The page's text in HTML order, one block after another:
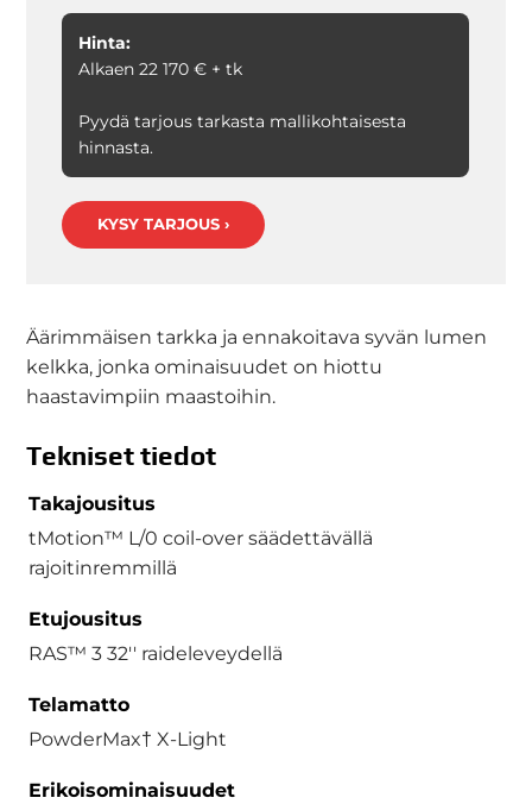
Hinta:
Alkaen 22 170 € + tk
Pyydä tarjous tarkasta mallikohtaisesta
hinnasta.
KYSY TARJOUS ›
Äärimmäisen tarkka ja ennakoitava syvän lumen
kelkka, jonka ominaisuudet on hiottu
haastavimpiin maastoihin.
Tekniset tiedot
Takajousitus
tMotion™ L/0 coil-over säädettävällä
rajoitinremmillä
Etujousitus
RAS™ 3 32'' raideleveydellä
Telamatto
PowderMax† X-Light
Erikoisominaisuudet